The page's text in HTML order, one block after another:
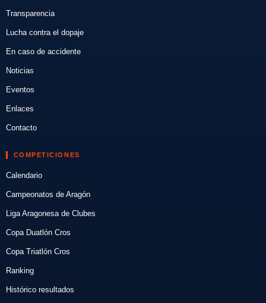
Transparencia
Lucha contra el dopaje
En caso de accidente
Noticias
Eventos
Enlaces
Contacto
COMPETICIONES
Calendario
Campeonatos de Aragón
Liga Aragonesa de Clubes
Copa Duatlón Cros
Copa Triatlón Cros
Ranking
Histórico resultados